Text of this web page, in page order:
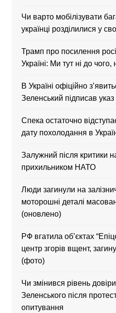
Чи варто мобілізувати
українці розділилися у
Трамп про посилення
Україні: Ми тут ні до
В Україні офіційно
Зеленський підписав указ
Спека остаточно
дату похолодання в
Залужний після критики
прихильником НАТО
Люди загинули на
моторошні деталі
(оновлено)
РФ вгатила об’єктах
центр згорів вщент,
(фото)
Чи змінився рівень
Зеленського після
опитування